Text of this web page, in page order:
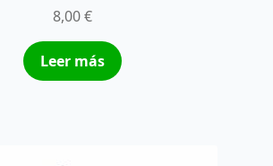
8,00€
Leer más